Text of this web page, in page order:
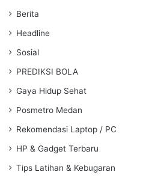
Berita
Headline
Sosial
PREDIKSI BOLA
Gaya Hidup Sehat
Posmetro Medan
Rekomendasi Laptop / PC
HP & Gadget Terbaru
Tips Latihan & Kebugaran